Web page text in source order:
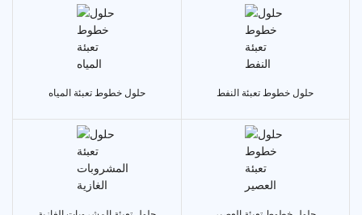
حلول خطوط تعبئة المياه حلول خطوط تعبئة النفط